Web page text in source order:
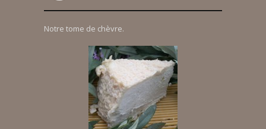
Notre tome de chèvre.